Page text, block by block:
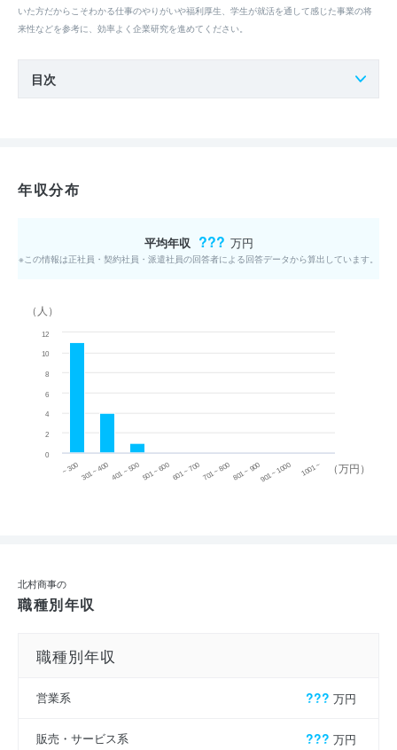
いた方だからこそわかる仕事のやりがいや福利厚生、学生が就活を通して感じた事業の将
来性などを参考に、効率よく企業研究を進めてください。
目次
年収分布
平均年収 ??? 万円
※この情報は正社員・契約社員・派遣社員の回答者による回答データから算出しています。
（万円）
（人）
~ 300 301 ~ 400 401 ~ 500501 ~ 600601 ~ 700701 ~ 800801 ~ 900901 ~ 1000 1001 ~
0
2
4
6
8
10
12
北村商事の
職種別年収
職種別年収
営業系 ??? 万円
販売・サービス系 ??? 万円